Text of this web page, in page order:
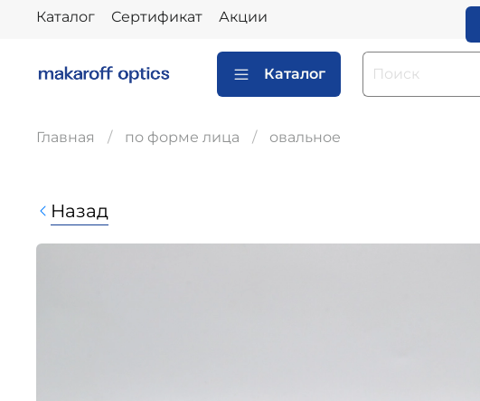
Каталог Сертификат Акции
Каталог
Главная по форме лица овальное
Назад